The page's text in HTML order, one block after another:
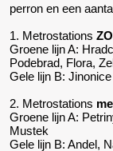
perron en een
1. Metrostations
Groene lijn A:
Podebrad, Flora,
Gele lijn B:
2. Metrostations
Groene lijn A:
Mustek
Gele lijn B: Andel,